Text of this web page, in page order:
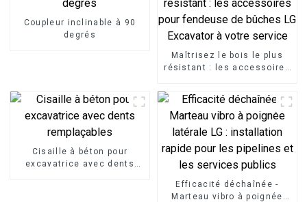
Coupleur inclinable à 90
degrés
Maîtrisez le bois le plus
résistant : les accessoires
service
Cisaille à béton pour
excavatrice avec dents
Efficacité déchaînée -
Marteau vibro à poignée